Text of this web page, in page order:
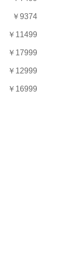
￥9374
￥11499
￥17999
￥12999
￥16999